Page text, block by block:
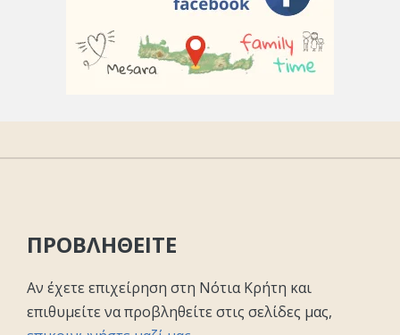
ΠΡΟΒΛΗΘΕΙΤΕ
Αν έχετε επιχείρηση στη Νότια Κρήτη και
επιθυμείτε να προβληθείτε στις σελίδες μας,